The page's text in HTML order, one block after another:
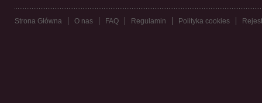
Strona Główna O nas FAQ Regulamin Polityka cookies